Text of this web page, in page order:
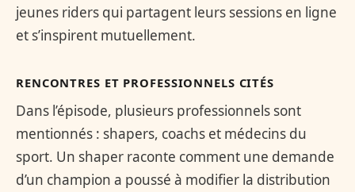
jeunes riders qui partagent leurs sessions en ligne
et s’inspirent mutuellement.
RENCONTRES ET PROFESSIONNELS CITÉS
Dans l’épisode, plusieurs professionnels sont
mentionnés : shapers, coachs et médecins du
sport. Un shaper raconte comment une demande
d’un champion a poussé à modifier la distribution